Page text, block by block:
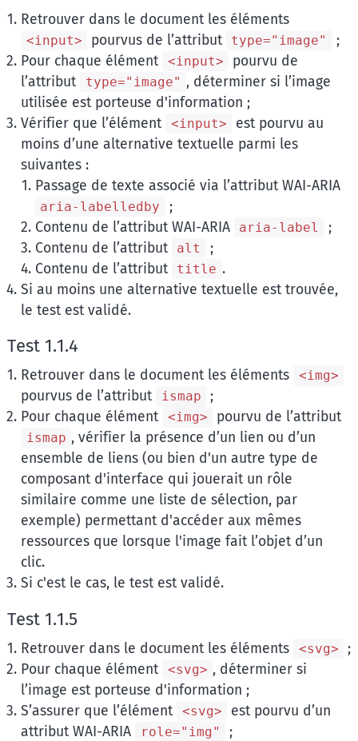
Retrouver dans le document les éléments
<input> pourvus de l’attribut type="image"
;
Pour chaque élément <input>
pourvu de
l’attribut
type="image" , déterminer si l’image
utilisée est porteuse d'information ;
Vérifier que l’élément <input>
est pourvu au
moins d’une alternative textuelle parmi les
suivantes :
Passage de texte associé via l’attribut WAI-ARIA
aria-labelledby
;
Contenu de l’attribut WAI-ARIA
aria-label
;
Contenu de l’attribut alt
;
Contenu de l’attribut title .
Si au moins une alternative textuelle est trouvée,
le test est validé.
Test 1.1.4
Retrouver dans le document les éléments <img>
pourvus de l’attribut ismap
;
Pour chaque élément <img> pourvu de l’attribut
ismap , vérifier la présence d’un lien ou d’un
ensemble de liens (ou bien d'un autre type de
composant d'interface qui jouerait un rôle
similaire comme une liste de sélection, par
exemple) permettant d'accéder aux mêmes
ressources que lorsque l'image fait l’objet d’un
clic.
Si c'est le cas, le test est validé.
Test 1.1.5
Retrouver dans le document les éléments <svg>
;
Pour chaque élément <svg> , déterminer si
l’image est porteuse d'information ;
S’assurer que l’élément <svg>
est pourvu d’un
attribut WAI-ARIA
role="img"
;